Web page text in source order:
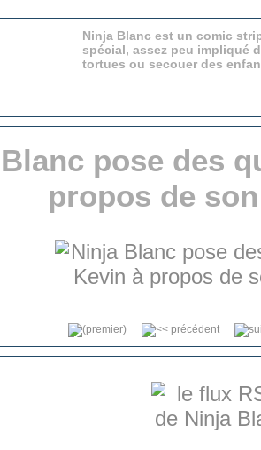
Ninja Blanc est un comic
spécial, assez peu impliqué
tortues ou secouer des
pose des
propos de